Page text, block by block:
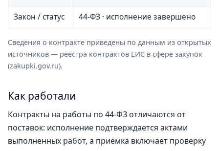
Закон / статус 44-ФЗ · исполнение завершено
Сведения о контракте приведены по данным из открытых
источников — реестра контрактов ЕИС в сфере закупок
(zakupki.gov.ru).
Как работали
Контракты на работы по 44-ФЗ отличаются от
поставок: исполнение подтверждается актами
выполненных работ, а приёмка включает проверку